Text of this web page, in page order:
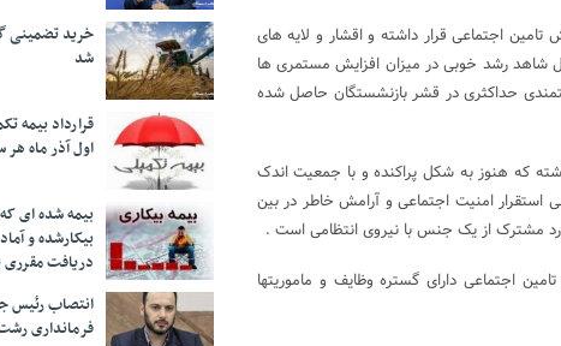
تحت پوشش تامین اجتماعی قرار داشته و اقشار و لایه های
شاهد رشد خوبی در میزان افزایش مستمری ها
حداکثری در قشر بازنشستگان حاصل شده
که هنوز به شکل پراکنده و با جمعیت اندک
امنیت اجتماعی و آرامش خاطر در بین
مشترک از یک جنس با نیروی انتظامی است .
اجتماعی دارای گستره وظایف و ماموریتها
خرید تضمینی
شد
قرارداد بیمه
اول آذر ماه
بیمه شده ای
بیکارشده و
دریافت
انتصاب رئیس
فرمانداری